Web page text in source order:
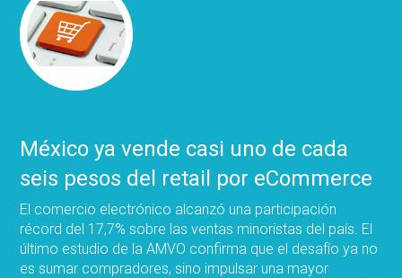
México ya vende casi uno de cada
seis pesos del retail por eCommerce
El comercio electrónico alcanzó una participación
récord del 17,7% sobre las ventas minoristas del país. El
último estudio de la AMVO confirma que el desafío ya no
es sumar compradores, sino impulsar una mayor